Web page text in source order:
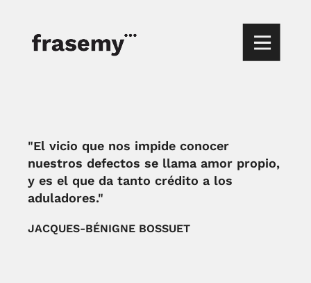
"El vicio que nos impide conocer
nuestros defectos se llama amor propio,
y es el que da tanto crédito a los
aduladores."
JACQUES-BÉNIGNE BOSSUET